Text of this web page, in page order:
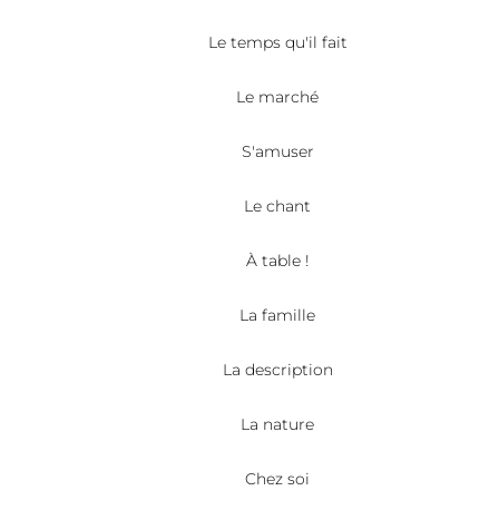
Le temps qu'il fait
Le marché
S'amuser
Le chant
À table !
La famille
La description
La nature
Chez soi